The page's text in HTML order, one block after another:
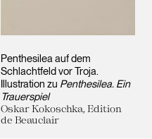
Penthesilea auf dem
Schlachtfeld vor Troja.
Illustration zu Penthesilea. Ein
Trauerspiel
Oskar Kokoschka, Edition
de Beauclair